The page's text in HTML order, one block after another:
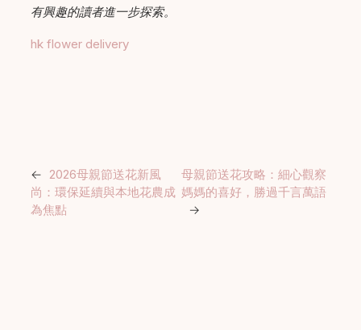
有興趣的讀者進一步探索。
hk flower delivery
← 2026母親節送花新風
尚：環保延續與本地花農成
為焦點
母親節送花攻略：細心觀察
媽媽的喜好，勝過千言萬語
→